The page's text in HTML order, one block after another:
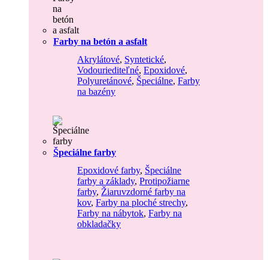
Farby na betón a asfalt
Akrylátové, Syntetické,
Vodouriediteľné, Epoxidové,
Polyuretánové, Špeciálne, Farby
na bazény
Špeciálne farby
Epoxidové farby, Špeciálne
farby a základy, Protipožiarne
farby, Žiaruvzdorné farby na
kov, Farby na ploché strechy,
Farby na nábytok, Farby na
obkladačky